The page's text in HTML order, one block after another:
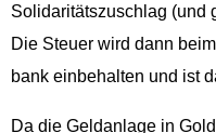
Sol­i­dar­ität­szuschlag (und
Die Steuer wird dann
bank ein­be­hal­ten und ist
Da die Gel­dan­lage in